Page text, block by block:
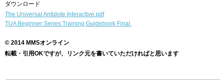
ダウンロード
The Universal Antidote Interactive.pdf
TUA Beginner Series Training Guidebook Final.
© 2014 MMSオンライン
転載・引用OKですが、リンク元を書いていただければと思います